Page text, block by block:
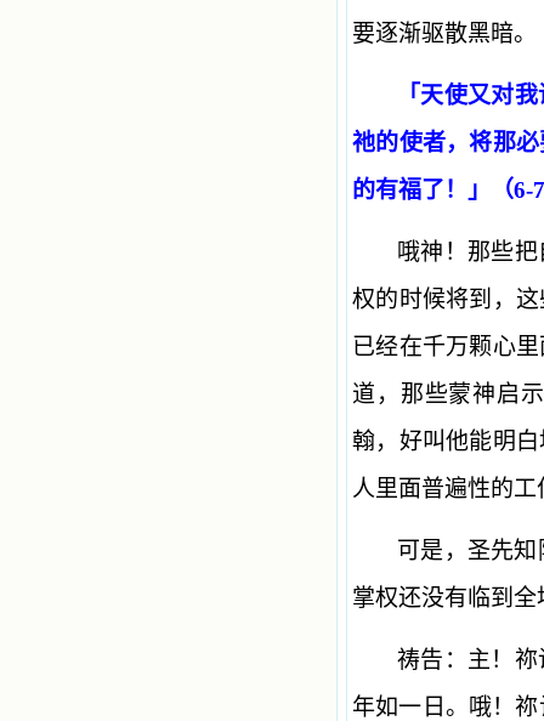
要逐渐驱散黑暗。
「天使又对
祂的使者，将那
的有福了！」（6-
哦神！那些
权的时候将到，
已经在千万颗心
道，那些蒙神启
翰，好叫他能明
人里面普遍性的工
可是，圣先
掌权还没有临到
祷告：主！
年如一日。哦！